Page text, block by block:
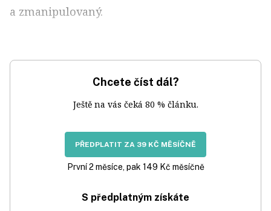
a zmanipulovaný.
Chcete číst dál?
Ještě na vás čeká 80 % článku.
PŘEDPLATIT ZA 39 KČ MĚSÍČNĚ
První 2 měsíce, pak 149 Kč měsíčně
S předplatným získáte